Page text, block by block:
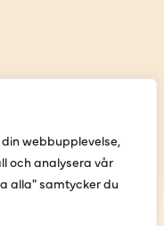
webbupplevelse,
och analysera vår
alla" samtycker du